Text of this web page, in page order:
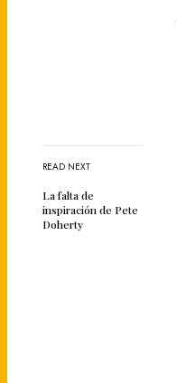
READ NEXT
La falta de
inspiración de Pete
Doherty